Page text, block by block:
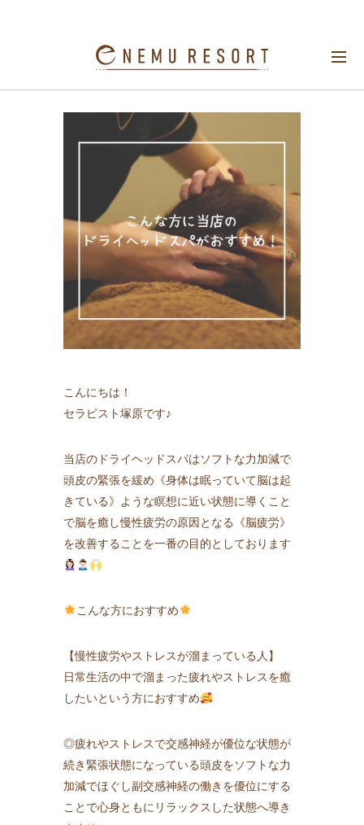
こんな方に当店のドライヘッドスパがおすす
め！！
こんにちは！
セラピスト塚原です♪
当店のドライヘッドスパはソフトな力加減で
頭皮の緊張を緩め《身体は眠っていて脳は起
きている》ような瞑想に近い状態に導くこと
で脳を癒し慢性疲労の原因となる《脳疲労》
を改善することを一番の目的としております
こんな方におすすめ
【慢性疲労やストレスが溜まっている人】
日常生活の中で溜まった疲れやストレスを癒
したいという方におすすめ
◎疲れやストレスで交感神経が優位な状態が
続き緊張状態になっている頭皮をソフトな力
加減でほぐし副交感神経の働きを優位にする
ことで心身ともにリラックスした状態へ導き